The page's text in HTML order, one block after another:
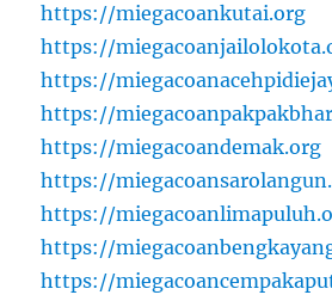
https://miegacoankutai.org
https://
https://
https://
https://miegacoandemak.org
https://
https://
https://
https://